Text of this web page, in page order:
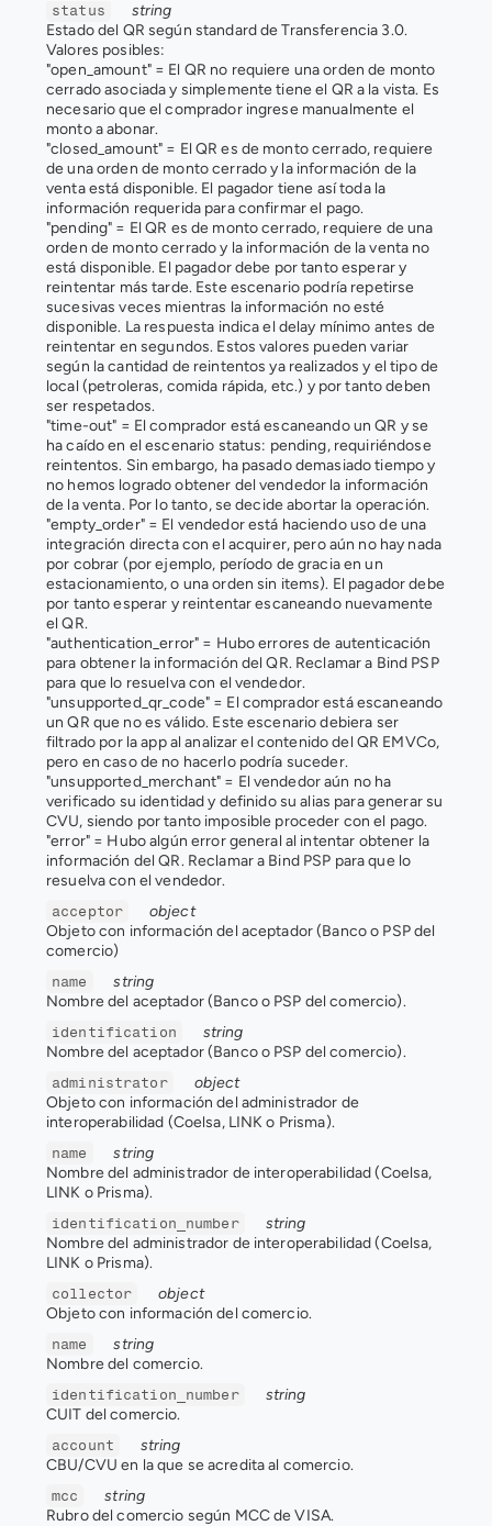
status
string
Estado del QR según standard de Transferencia 3.0.
Valores posibles:
"open_amount" = El QR no requiere una orden de monto
cerrado asociada y simplemente tiene el QR a la vista. Es
necesario que el comprador ingrese manualmente el
monto a abonar.
"closed_amount" = El QR es de monto cerrado, requiere
de una orden de monto cerrado y la información de la
venta está disponible. El pagador tiene así toda la
información requerida para confirmar el pago.
"pending" = El QR es de monto cerrado, requiere de una
orden de monto cerrado y la información de la venta no
está disponible. El pagador debe por tanto esperar y
reintentar más tarde. Este escenario podría repetirse
sucesivas veces mientras la información no esté
disponible. La respuesta indica el delay mínimo antes de
reintentar en segundos. Estos valores pueden variar
según la cantidad de reintentos ya realizados y el tipo de
local (petroleras, comida rápida, etc.) y por tanto deben
ser respetados.
"time-out" = El comprador está escaneando un QR y se
ha caído en el escenario status: pending, requiriéndose
reintentos. Sin embargo, ha pasado demasiado tiempo y
no hemos logrado obtener del vendedor la información
de la venta. Por lo tanto, se decide abortar la operación.
"empty_order" = El vendedor está haciendo uso de una
integración directa con el acquirer, pero aún no hay nada
por cobrar (por ejemplo, período de gracia en un
estacionamiento, o una orden sin items). El pagador debe
por tanto esperar y reintentar escaneando nuevamente
el QR.
"authentication_error" = Hubo errores de autenticación
para obtener la información del QR. Reclamar a Bind PSP
para que lo resuelva con el vendedor.
"unsupported_qr_code" = El comprador está escaneando
un QR que no es válido. Este escenario debiera ser
filtrado por la app al analizar el contenido del QR EMVCo,
pero en caso de no hacerlo podría suceder.
"unsupported_merchant" = El vendedor aún no ha
verificado su identidad y definido su alias para generar su
CVU, siendo por tanto imposible proceder con el pago.
"error" = Hubo algún error general al intentar obtener la
información del QR. Reclamar a Bind PSP para que lo
resuelva con el vendedor.
acceptor
object
Objeto con información del aceptador (Banco o PSP del
comercio)
name
string
Nombre del aceptador (Banco o PSP del comercio).
identification
string
Nombre del aceptador (Banco o PSP del comercio).
administrator
object
Objeto con información del administrador de
interoperabilidad (Coelsa, LINK o Prisma).
name
string
Nombre del administrador de interoperabilidad (Coelsa,
LINK o Prisma).
identification_number
string
Nombre del administrador de interoperabilidad (Coelsa,
LINK o Prisma).
collector
object
Objeto con información del comercio.
name
string
Nombre del comercio.
identification_number
string
CUIT del comercio.
account
string
CBU/CVU en la que se acredita al comercio.
mcc
string
Rubro del comercio según MCC de VISA.